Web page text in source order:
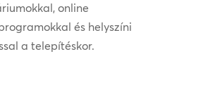
online
és helyszíni
a telepítéskor.